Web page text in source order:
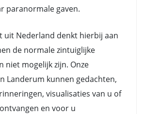
paranormale gaven.
uit Nederland denkt hierbij aan
de normale zintuiglijke
niet mogelijk zijn. Onze
Landerum kunnen gedachten,
visualisaties van u of
en voor u